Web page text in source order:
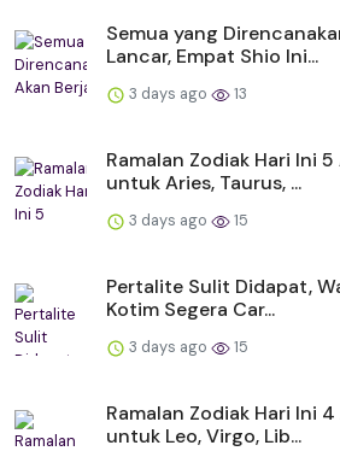
Semua yang
Lancar, Empat Shio Ini...
3 days ago 13
Ramalan Zodiak Hari Ini
untuk Aries, Taurus, ...
3 days ago 15
Pertalite Sulit Didapat,
Kotim Segera Car...
3 days ago 15
Ramalan Zodiak Hari Ini
untuk Leo, Virgo, Lib...